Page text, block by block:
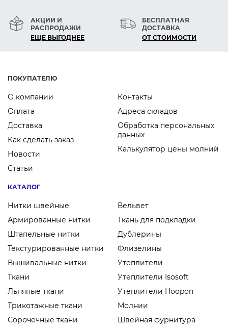
АКЦИИ И
РАСПРОДАЖИ
ЕЩЕ ВЫГОДНЕЕ
БЕСПЛАТНАЯ
ДОСТАВКА
ОТ СТОИМОСТИ
ПОКУПАТЕЛЮ
О компании
Оплата
Доставка
Как сделать заказ
Новости
Статьи
Контакты
Адреса складов
Обработка персональных
данных
Калькулятор цены молний
КАТАЛОГ
Нитки швейные
Армированные нитки
Штапельные нитки
Текстурированные нитки
Вышивальные нитки
Ткани
Льняные ткани
Трикотажные ткани
Сорочечные ткани
Вельвет
Ткань для подкладки
Дублерины
Флизелины
Утеплители
Утеплители Isosoft
Утеплители Hoopon
Молнии
Швейная фурнитура